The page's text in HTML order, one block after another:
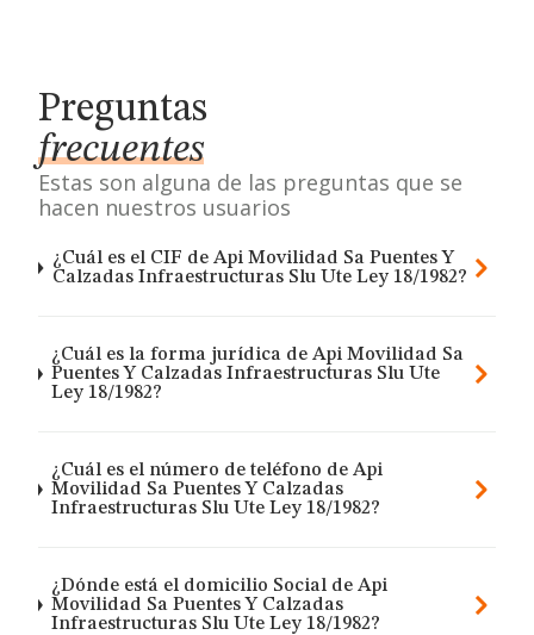
Preguntas
frecuentes
Estas son alguna de las preguntas que se
hacen nuestros usuarios
¿Cuál es el CIF de Api Movilidad Sa Puentes Y
Calzadas Infraestructuras Slu Ute Ley 18/1982?
¿Cuál es la forma jurídica de Api Movilidad Sa
Puentes Y Calzadas Infraestructuras Slu Ute
Ley 18/1982?
¿Cuál es el número de teléfono de Api
Movilidad Sa Puentes Y Calzadas
Infraestructuras Slu Ute Ley 18/1982?
¿Dónde está el domicilio Social de Api
Movilidad Sa Puentes Y Calzadas
Infraestructuras Slu Ute Ley 18/1982?